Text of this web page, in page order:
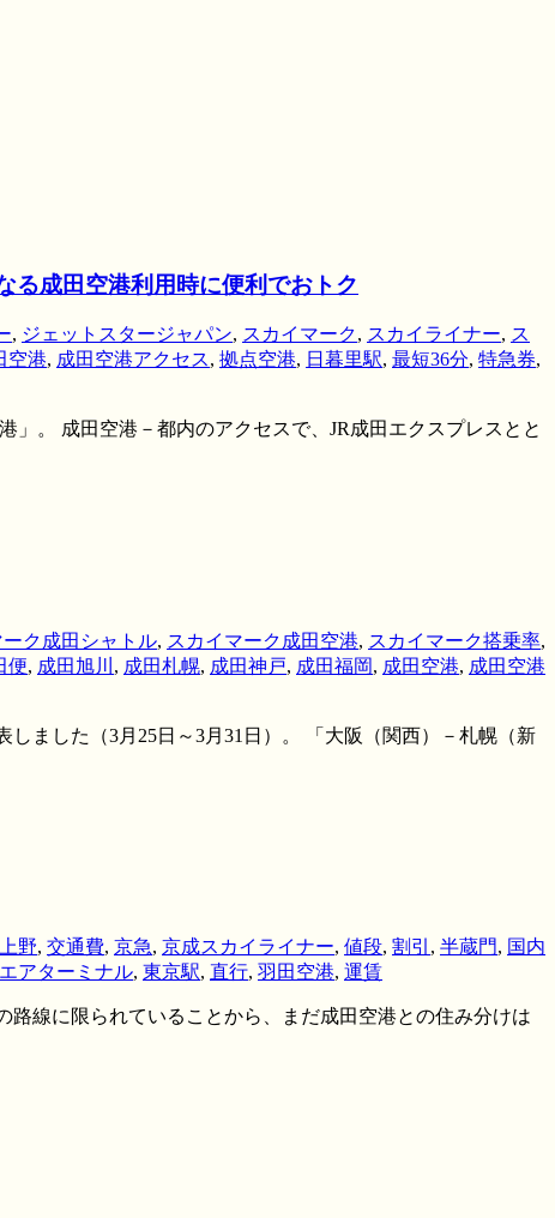
成田空港利用時に便利でおトク
, ジェットスタージャパン, スカイマーク, スカイライナー, ス
空港, 成田空港アクセス, 拠点空港, 日暮里駅, 最短36分, 特急券,
。 成田空港－都内のアクセスで、JR成田エクスプレスとと
ーク成田シャトル, スカイマーク成田空港, スカイマーク搭乗率,
便, 成田旭川 , 成田札幌, 成田神戸, 成田福岡, 成田空港, 成田空港
ました（3月25日～3月31日）。 「大阪（関西）－札幌（新
上野, 交通費, 京急, 京成スカイライナー, 値段, 割引 , 半蔵門, 国内
アターミナル, 東京駅, 直行, 羽田空港, 運賃
線に限られていることから、まだ成田空港との住み分けは